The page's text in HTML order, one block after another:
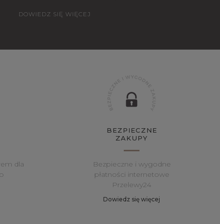
DOWIEDZ SIĘ WIĘCEJ
dla
BEZPIECZNE
ZAKUPY
Bezpieczne i wygodne
płatności internetowe
Przelewy24
Dowiedz się więcej